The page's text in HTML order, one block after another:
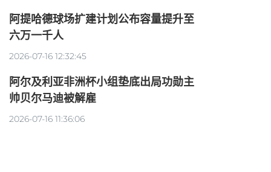
阿提哈德球场扩建计划公布容量提升至
六万一千人
2026-07-16 12:32:45
阿尔及利亚非洲杯小组垫底出局功勋主
帅贝尔马迪被解雇
2026-07-16 11:36:06